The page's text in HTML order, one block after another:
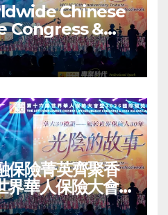
Chinese
Congress &
Dragon
Held
保險菁英齊聚香
華人保險大會
IDA年會盛大舉